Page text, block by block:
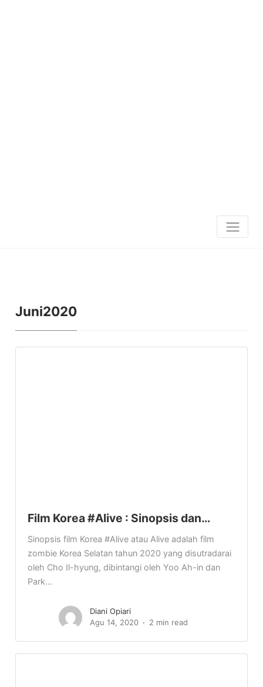
Juni2020
Film Korea #Alive : Sinopsis dan…
Sinopsis film Korea #Alive atau Alive adalah film
zombie Korea Selatan tahun 2020 yang disutradarai
oleh Cho Il-hyung, dibintangi oleh Yoo Ah-in dan
Park...
Diani Opiari
Agu 14, 2020
2 min read